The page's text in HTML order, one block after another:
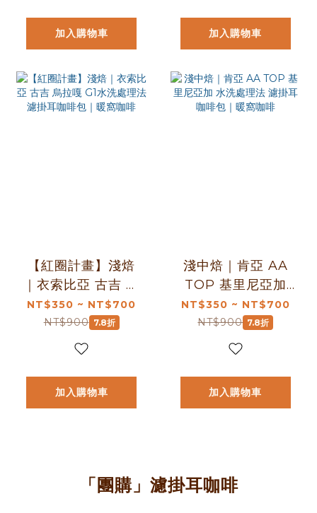
加入購物車 加入購物車
【紅圈計畫】淺焙
｜衣索比亞 古吉 烏
拉嘎 G1水洗處理法
濾掛耳咖啡包｜暖
窩咖啡
NT$350 ~ NT$700
NT$900 7.8折
加入購物車
淺中焙｜肯亞 AA
TOP 基里尼亞加
水洗處理法 濾掛耳
咖啡包｜暖窩咖啡
NT$350 ~ NT$700
NT$900 7.8折
加入購物車
「團購」濾掛耳咖啡